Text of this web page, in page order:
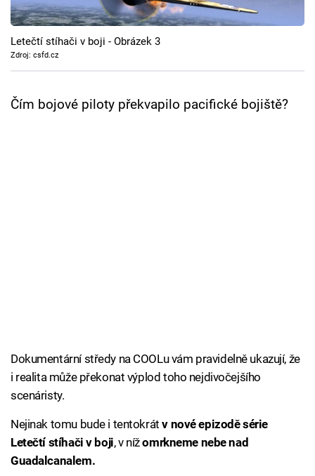
Cool Esport
Pořady
Letečtí stíhači v boji - Obrázek 3
Zdroj: csfd.cz
Čím bojové piloty překvapilo pacifické bojiště?
Dokumentární středy na COOLu vám pravidelně ukazují, že
i realita může překonat výplod toho nejdivočejšího
scenáristy.
Nejinak tomu bude i tentokrátv nové epizodě série
Letečtí stíhači v boji, v nížomrkneme nebe nad
Guadalcanalem.